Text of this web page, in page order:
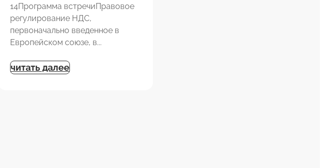
14Программа встречиПравовое
регулирование НДС,
первоначально введенное в
Европейском союзе, в...
читать далее